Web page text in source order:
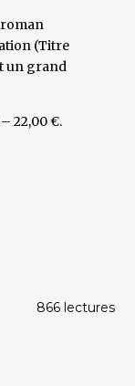
roman
(Titre
un grand
22,00 €.
866 lectures